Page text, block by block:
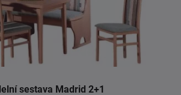
sestava Madrid 2+1